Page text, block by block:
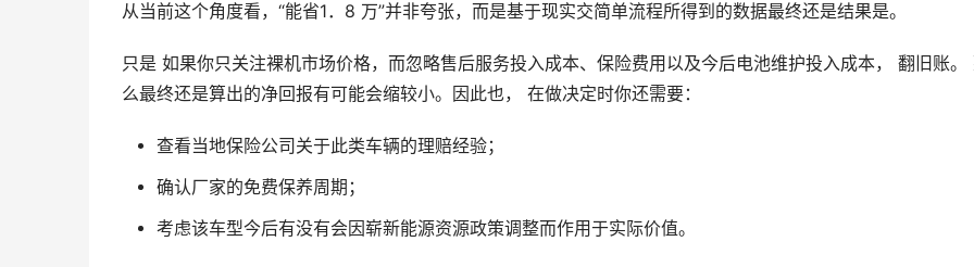
从当前这个角度看，“能省1．8 万”并非夸张，而是基于现实交简单流程所得到的数据最终还是结果是。
只是 如果你只关注裸机市场价格，而忽略售后服务投入成本、保险费用以及今后电池维护投入成本， 翻旧账。
么最终还是算出的净回报有可能会缩较小。因此也， 在做决定时你还需要：
查看当地保险公司关于此类车辆的理赔经验；
确认厂家的免费保养周期；
考虑该车型今后有没有会因崭新能源资源政策调整而作用于实际价值。